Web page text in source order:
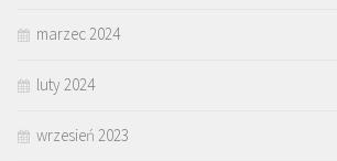
marzec 2024
luty 2024
wrzesień 2023